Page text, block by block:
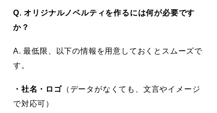
Q. オリジナルノベルティを作るには何が必要です
か？
A. 最低限、以下の情報を用意しておくとスムーズで
す。
・社名・ロゴ（データがなくても、文言やイメージ
で対応可）